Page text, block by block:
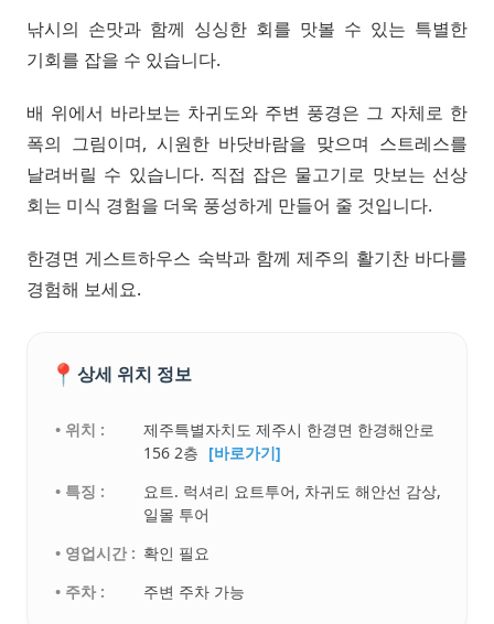
낚시의 손맛과 함께 싱싱한 회를 맛볼 수 있는 특별한
기회를 잡을 수 있습니다.
배 위에서 바라보는 차귀도와 주변 풍경은 그 자체로 한
폭의 그림이며, 시원한 바닷바람을 맞으며 스트레스를
날려버릴 수 있습니다. 직접 잡은 물고기로 맛보는 선상
회는 미식 경험을 더욱 풍성하게 만들어 줄 것입니다.
한경면 게스트하우스 숙박과 함께 제주의 활기찬 바다를
경험해 보세요.
📍 상세 위치 정보
• 위치 :
제주특별자치도 제주시 한경면 한경해안로
156 2층 [바로가기]
• 특징 :
요트. 럭셔리 요트투어, 차귀도 해안선 감상,
일몰 투어
• 영업시간 : 확인 필요
• 주차 :
주변 주차 가능